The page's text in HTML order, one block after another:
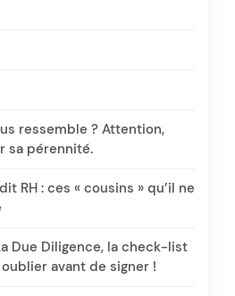
ressemble ? Attention,
sa pérennité.
RH : ces « cousins » qu’il ne
Due Diligence, la check-list
avant de signer !